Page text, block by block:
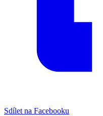
Sdílet na Facebooku